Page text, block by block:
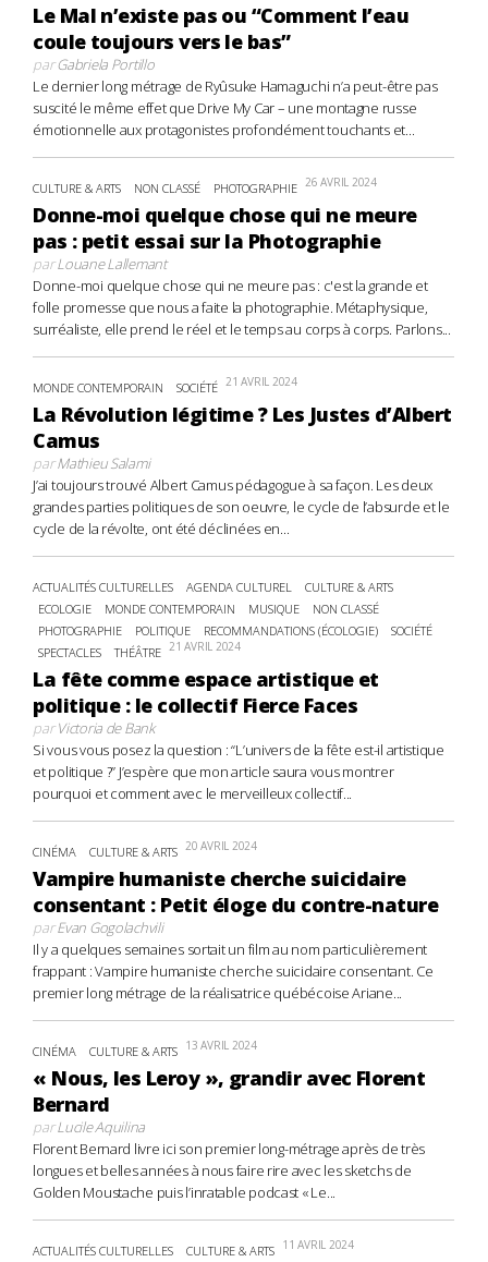
Le Mal n’existe pas ou “Comment l’eau
coule toujours vers le bas”
parGabriela Portillo
Le dernier long métrage de Ryûsuke Hamaguchi n’a peut-être pas
suscité le même effet que Drive My Car – une montagne russe
émotionnelle aux protagonistes profondément touchants et...
CULTURE & ARTS NON CLASSÉ PHOTOGRAPHIE 26 AVRIL 2024
Donne-moi quelque chose qui ne meure
pas : petit essai sur la Photographie
parLouane Lallemant
Donne-moi quelque chose qui ne meure pas : c'est la grande et
folle promesse que nous a faite la photographie. Métaphysique,
surréaliste, elle prend le réel et le temps au corps à corps. Parlons...
MONDE CONTEMPORAIN SOCIÉTÉ 21 AVRIL 2024
La Révolution légitime ? Les Justes d’Albert
Camus
parMathieu Salami
J’ai toujours trouvé Albert Camus pédagogue à sa façon. Les deux
grandes parties politiques de son oeuvre, le cycle de l’absurde et le
cycle de la révolte, ont été déclinées en...
ACTUALITÉS CULTURELLES AGENDA CULTUREL
CULTURE & ARTS
ECOLOGIE
MONDE CONTEMPORAIN MUSIQUE
NON CLASSÉ
PHOTOGRAPHIE
POLITIQUE RECOMMANDATIONS (ÉCOLOGIE)
SOCIÉTÉ
SPECTACLES
THÉÂTRE 21 AVRIL 2024
La fête comme espace artistique et
politique : le collectif Fierce Faces
parVictoria de Bank
Si vous vous posez la question : “L’univers de la fête est-il artistique
et politique ?” J’espère que mon article saura vous montrer
pourquoi et comment avec le merveilleux collectif...
CINÉMA CULTURE & ARTS 20 AVRIL 2024
Vampire humaniste cherche suicidaire
consentant : Petit éloge du contre-nature
parEvan Gogolachvili
Il y a quelques semaines sortait un film au nom particulièrement
frappant : Vampire humaniste cherche suicidaire consentant. Ce
premier long métrage de la réalisatrice québécoise Ariane...
CINÉMA CULTURE & ARTS 13 AVRIL 2024
« Nous, les Leroy », grandir avec Florent
Bernard
parLucile Aquilina
Florent Bernard livre ici son premier long-métrage après de très
longues et belles années à nous faire rire avec les sketchs de
Golden Moustache puis l’inratable podcast « Le...
ACTUALITÉS CULTURELLES CULTURE & ARTS 11 AVRIL 2024